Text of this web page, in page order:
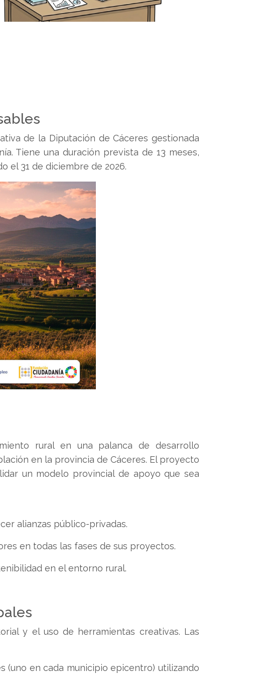
de la Diputación de Cáceres gestionada
Tiene una duración prevista de 13 meses,
el 31 de diciembre de 2026.
rural en una palanca de desarrollo
en la provincia de Cáceres. El proyecto
un modelo provincial de apoyo que sea
alianzas público-privadas.
en todas las fases de sus proyectos.
en el entorno rural.
y el uso de herramientas creativas. Las
(uno en cada municipio epicentro) utilizando